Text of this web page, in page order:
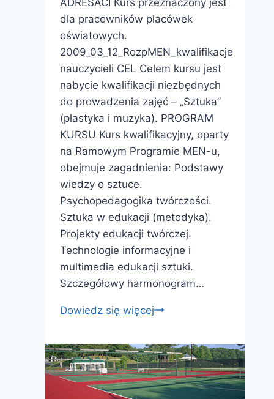
ADRESACI Kurs przeznaczony jest
dla pracowników placówek
oświatowych.
2009_03_12_RozpMEN_kwalifikacje
nauczycieli CEL Celem kursu jest
nabycie kwalifikacji niezbędnych
do prowadzenia zajęć – „Sztuka”
(plastyka i muzyka). PROGRAM
KURSU Kurs kwalifikacyjny, oparty
na Ramowym Programie MEN-u,
obejmuje zagadnienia: Podstawy
wiedzy o sztuce.
Psychopedagogika twórczości.
Sztuka w edukacji (metodyka).
Projekty edukacji twórczej.
Technologie informacyjne i
multimedia edukacji sztuki.
Szczegółowy harmonogram…
Dowiedz się więcejKurs
dla
nauczycieli
przedmiotu
„Sztuka”